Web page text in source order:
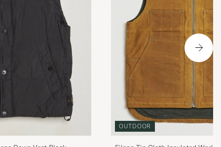
OUTDOOR